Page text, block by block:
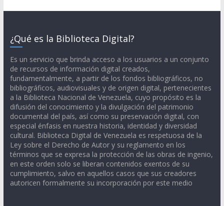
¿Qué es la Biblioteca Digital?
Es un servicio que brinda acceso a los usuarios a un conjunto
de recursos de información digital creados,
fundamentalmente, a partir de los fondos bibliográficos, no
bibliográficos, audiovisuales y de origen digital, pertenecientes
a la Biblioteca Nacional de Venezuela, cuyo propósito es la
difusión del conocimiento y la divulgación del patrimonio
documental del país, así como su preservación digital, con
especial énfasis en nuestra historia, identidad y diversidad
cultural. Biblioteca Digital de Venezuela es respetuosa de la
Ley sobre el Derecho de Autor y su reglamento en los
términos que se expresa la protección de las obras de ingenio,
en este orden solo se liberan contenidos exentos de su
cumplimiento, salvo en aquellos casos que sus creadores
autoricen formalmente su incorporación por este medio